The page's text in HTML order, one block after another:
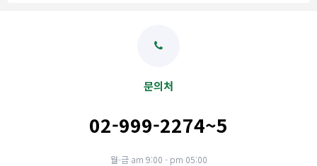
문의처
02-999-2274~5
월-금 am 9:00 - pm 05:00